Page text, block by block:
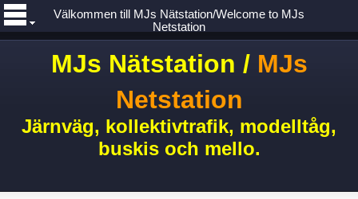
MJs Nätstation /MJs
Netstation
Järnväg, kollektivtrafik, modelltåg,
buskis och mello.
Välkommen till MJs Nätstation/Welcome to MJs
Netstation